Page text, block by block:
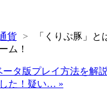
貨 >
「くりぷ豚」と
ム！
ータ版プレイ方法を解
た！疑い… »